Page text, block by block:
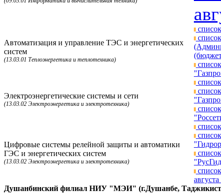
Автоматизация и управление ТЭС и энергетических
систем
(13.03.01 Теплоэнергетика и теплотехника)
Электроэнергетические системы и сети
(13.03.02 Электроэнергетика и электротехника)
Цифровые системы релейной защиты и автоматики
ГЭС и энергетических систем
(13.03.02 Электроэнергетика и электротехника)
Душанбинский филиал НИУ "МЭИ" (г.Душанбе,